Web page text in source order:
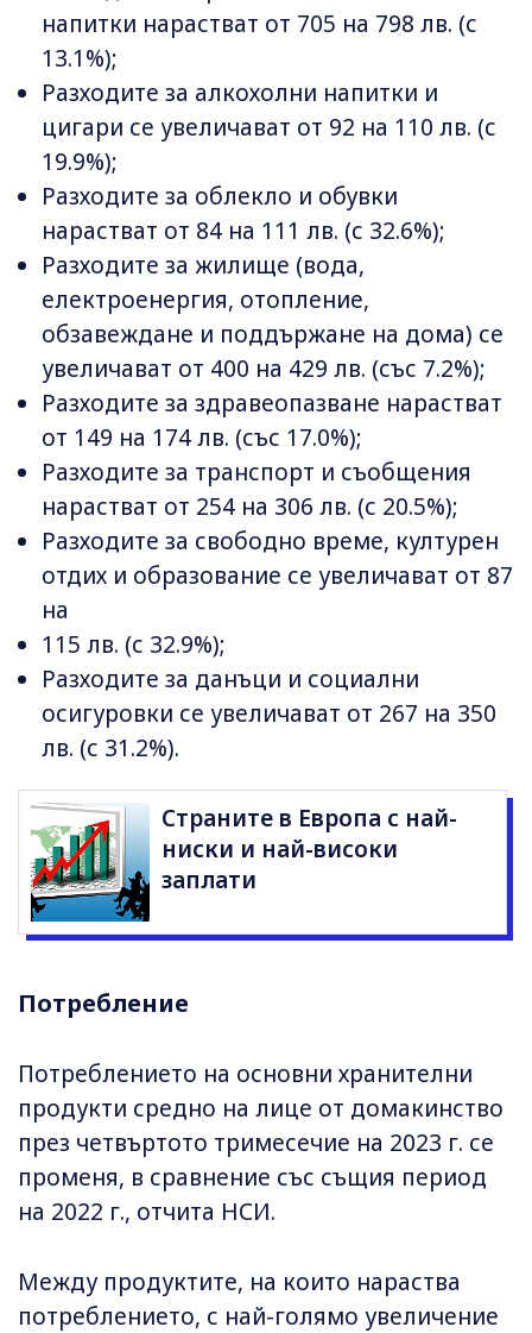
напитки нарастват от 705 на 798 лв. (с
13.1%);
Разходите за алкохолни напитки и
цигари се увеличават от 92 на 110 лв. (с
19.9%);
Разходите за облекло и обувки
нарастват от 84 на 111 лв. (с 32.6%);
Разходите за жилище (вода,
електроенергия, отопление,
обзавеждане и поддържане на дома) се
увеличават от 400 на 429 лв. (със 7.2%);
Разходите за здравеопазване нарастват
от 149 на 174 лв. (със 17.0%);
Разходите за транспорт и съобщения
нарастват от 254 на 306 лв. (с 20.5%);
Разходите за свободно време, културен
отдих и образование се увеличават от 87
на
115 лв. (с 32.9%);
Разходите за данъци и социални
осигуровки се увеличават от 267 на 350
лв. (с 31.2%).
Страните в Европа с най-
ниски и най-високи
заплати
Потребление
Потреблението на основни хранителни
продукти средно на лице от домакинство
през четвъртото тримесечие на 2023 г. се
променя, в сравнение със същия период
на 2022 г., отчита НСИ.
Между продуктите, на които нараства
потреблението, с най-голямо увеличение